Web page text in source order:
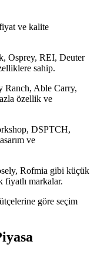
fiyat ve kalite
Osprey, REI, Deuter
sahip.
Ranch, Able Carry,
özellik ve
DSPTCH,
ve
Rofmia gibi küçük
fiyatlı markalar.
göre seçim